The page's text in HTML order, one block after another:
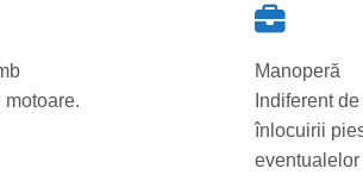
motoare.
Manoperă
Indiferent
înlocuirii